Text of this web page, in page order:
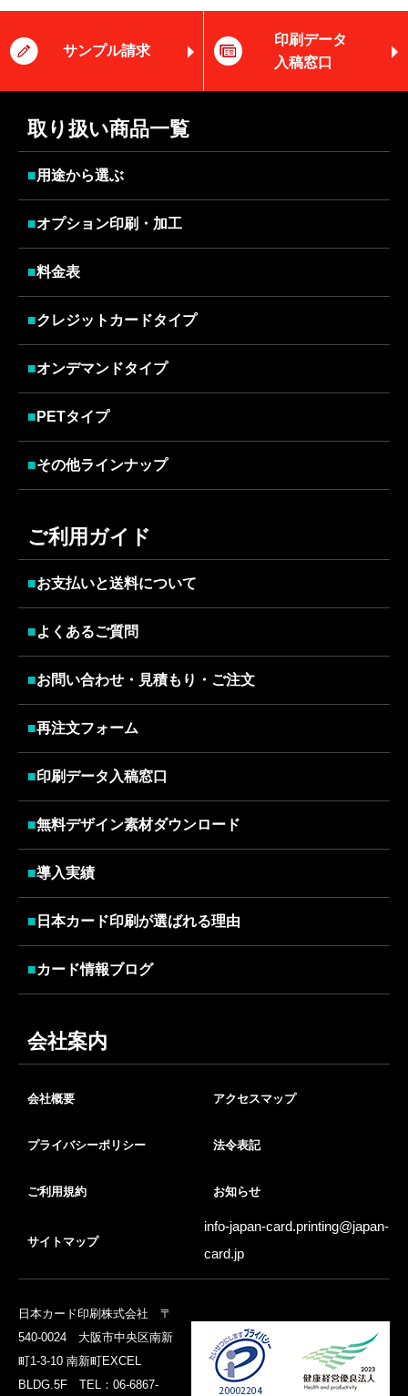
サンプル請求
印刷データ
入稿窓口
取り扱い商品一覧
■用途から選ぶ
■オプション印刷・加工
■料金表
■クレジットカードタイプ
■オンデマンドタイプ
■ PETタイプ
■その他ラインナップ
ご利用ガイド
■お支払いと送料について
■よくあるご質問
■お問い合わせ・見積もり・ご注文
■再注文フォーム
■印刷データ入稿窓口
■無料デザイン素材ダウンロード
■導入実績
■ 日本カード印刷が選ばれる理由
■カード情報ブログ
会社案内
会社概要 アクセスマップ
プライバシーポリシー 法令表記
ご利用規約 お知らせ
サイトマップ
info-japan-card.printing@japan-
card.jp
日本カード印刷株式会社 〒
540-0024 大阪市中央区南新
町1-3-10 南新町EXCEL
BLDG.5F TEL：06-6867-